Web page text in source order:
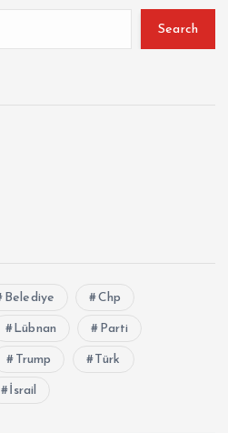
Search
Belediye Chp
Lübnan Parti
Trump Türk
İsrail